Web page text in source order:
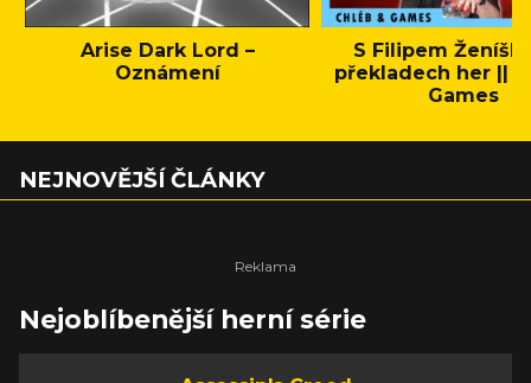
Arise Dark Lord –
Oznámení
S Filipem
překladech her ||
Games
NEJNOVĚJŠÍ ČLÁNKY
Nejoblíbenější herní série